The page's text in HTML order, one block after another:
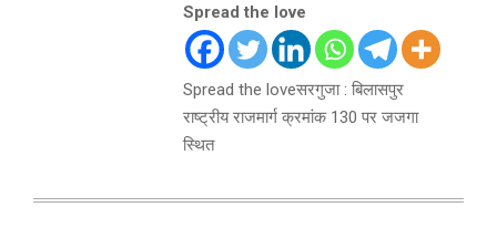
Spread the love
Spread the loveसरगुजा : बिलासपुर
राष्ट्रीय राजमार्ग क्रमांक 130 पर जजगा
स्थित